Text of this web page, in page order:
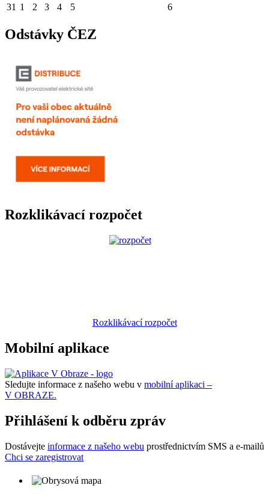
31 1 2 3 4 5 6
Odstávky ČEZ
Rozklikávací rozpočet
Rozklikávací rozpočet
Mobilní aplikace
Sledujte informace z našeho webu v mobilní aplikaci –
V OBRAZE.
Přihlášení k odběru zpráv
Dostávejte informace z našeho webu prostřednictvím SMS a e-mailů
Chci se zaregistrovat